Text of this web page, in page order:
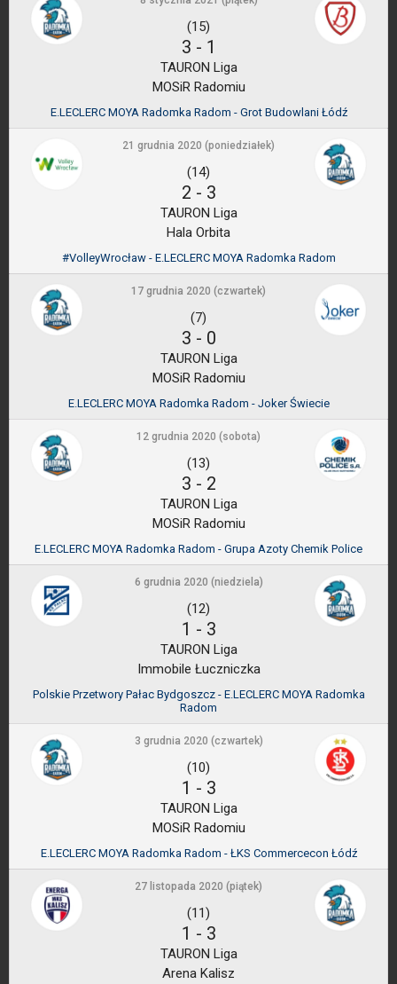
(15)
3 - 1
TAURON Liga
MOSiR Radomiu
E.LECLERC MOYA Radomka Radom - Grot Budowlani Łódź
21 grudnia 2020 (poniedziałek)
(14)
2 - 3
TAURON Liga
Hala Orbita
#VolleyWrocław - E.LECLERC MOYA Radomka Radom
17 grudnia 2020 (czwartek)
(7)
3 - 0
TAURON Liga
MOSiR Radomiu
E.LECLERC MOYA Radomka Radom - Joker Świecie
12 grudnia 2020 (sobota)
(13)
3 - 2
TAURON Liga
MOSiR Radomiu
E.LECLERC MOYA Radomka Radom - Grupa Azoty Chemik Police
6 grudnia 2020 (niedziela)
(12)
1 - 3
TAURON Liga
Immobile Łuczniczka
Polskie Przetwory Pałac Bydgoszcz - E.LECLERC MOYA Radomka
Radom
3 grudnia 2020 (czwartek)
(10)
1 - 3
TAURON Liga
MOSiR Radomiu
E.LECLERC MOYA Radomka Radom - ŁKS Commercecon Łódź
27 listopada 2020 (piątek)
(11)
1 - 3
TAURON Liga
Arena Kalisz